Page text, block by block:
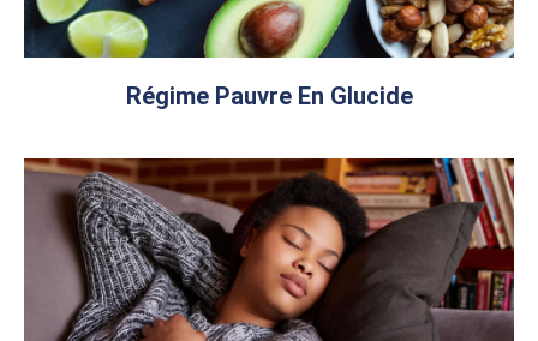
Régime Pauvre En Glucide